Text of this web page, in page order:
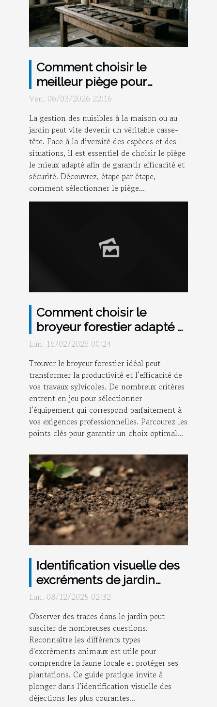
Comment choisir le
meilleur piège pour
chaque type de nuisible ?
Ven. 06/03/2026 22:16
La gestion des nuisibles à la maison ou au
jardin peut vite devenir un véritable casse-
tête. Face à la diversité des espèces et des
situations, il est essentiel de choisir le piège
le mieux adapté afin de garantir efficacité et
sécurité. Découvrez, étape par étape,
comment sélectionner le piège...
Comment choisir le
broyeur forestier adapté à
vos besoins
Lun. 16/02/2026 00:24
Trouver le broyeur forestier idéal peut
transformer la productivité et l’efficacité de
vos travaux sylvicoles. De nombreux critères
entrent en jeu pour sélectionner
l’équipement qui correspond parfaitement à
vos exigences professionnelles. Parcourez les
points clés pour garantir un choix optimal...
Identification visuelle des
excréments de jardin
courants : guide pratique
Lun. 08/12/2025 02:32
Observer des traces dans le jardin peut
susciter de nombreuses questions.
Reconnaître les différents types
d'excréments animaux est utile pour
comprendre la faune locale et protéger ses
plantations. Ce guide pratique invite à
plonger dans l’identification visuelle des
déjections les plus courantes...